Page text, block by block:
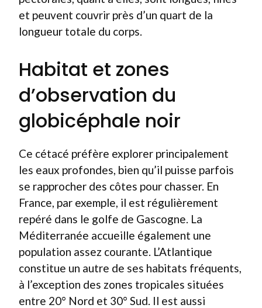
et peuvent couvrir près d’un quart de la
longueur totale du corps.
Habitat et zones
d’observation du
globicéphale noir
Ce cétacé préfère explorer principalement
les eaux profondes, bien qu’il puisse parfois
se rapprocher des côtes pour chasser. En
France, par exemple, il est régulièrement
repéré dans le golfe de Gascogne. La
Méditerranée accueille également une
population assez courante. L’Atlantique
constitue un autre de ses habitats fréquents,
à l’exception des zones tropicales situées
entre 20° Nord et 30° Sud. Il est aussi